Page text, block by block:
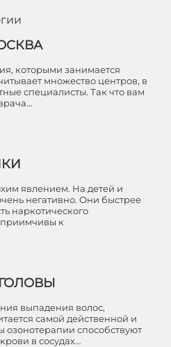
которыми занимается
множество центров, в
специалисты. Так что вам
явлением. На детей и
негативно. Они быстрее
наркотического
к
выпадения волос,
самой действенной и
способствуют
в сосудах…